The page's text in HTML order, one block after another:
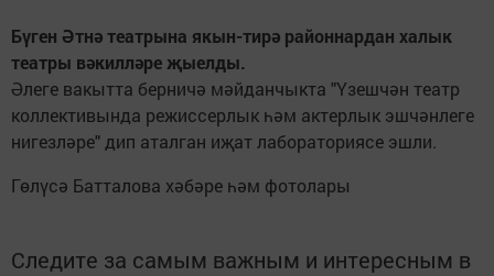
Бүген Әтнә театрына якын-тирә районнардан халык
театры вәкилләре җыелды.
Әлеге вакытта берничә мәйданчыкта "Үзешчән театр
коллективында режиссерлык һәм актерлык эшчәнлеге
нигезләре" дип аталган иҗат лабораториясе эшли.
Гөлүсә Батталова хәбәре һәм фотолары
Следите за самым важным и интересным в